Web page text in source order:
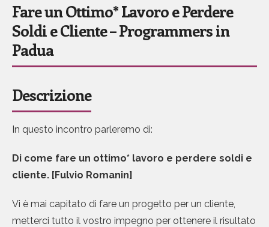
Fare un Ottimo* Lavoro e Perdere
Soldi e Cliente – Programmers in
Padua
Descrizione
In questo incontro parleremo di:
Di come fare un ottimo* lavoro e perdere soldi e
cliente. [Fulvio Romanin]
Vi è mai capitato di fare un progetto per un cliente,
metterci tutto il vostro impegno per ottenere il risultato